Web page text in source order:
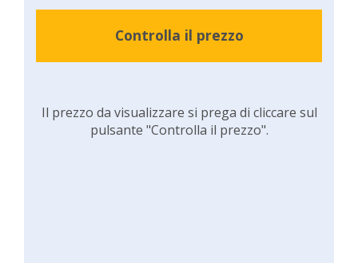
Controlla il prezzo
Il prezzo da visualizzare si prega di cliccare sul
pulsante "Controlla il prezzo".